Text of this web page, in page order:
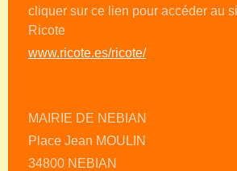
cliquer sur ce lien pour accéder au
Ricote
www.ricote.es/ricote/
MAIRIE DE NEBIAN
Place Jean MOULIN
34800 NEBIAN